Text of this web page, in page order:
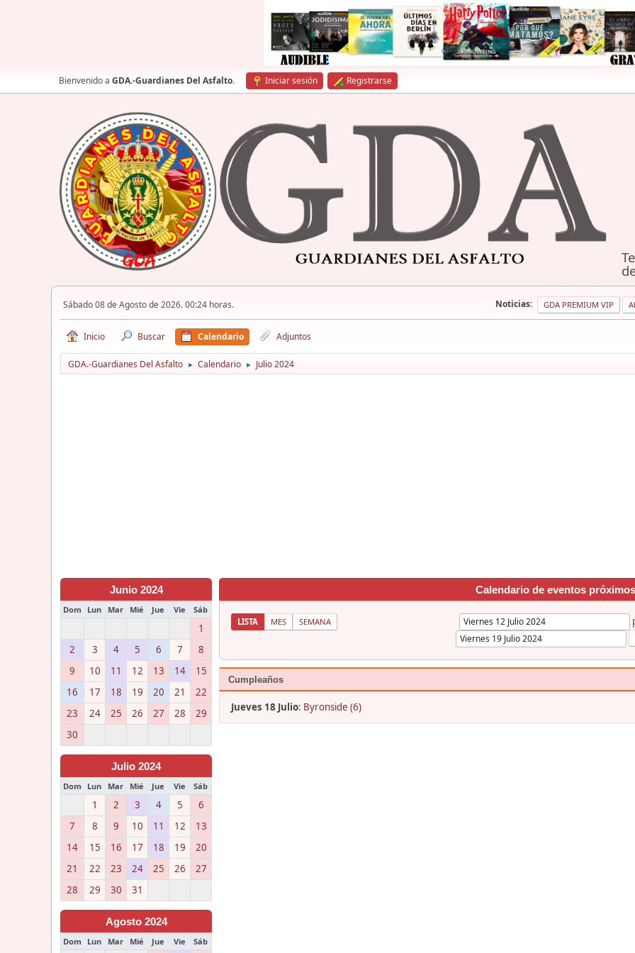
Bienvenido a GDA.-Guardianes Del Asfalto. Iniciar sesión Registrarse
Sábado 08 de Agosto de 2026. 00:24 horas. Noticias: GDA PREMIUM VIP
Inicio Buscar Calendario Adjuntos
GDA.-Guardianes Del Asfalto ► Calendario ► Julio 2024
Junio 2024
Dom Lun Mar Mié Jue Vie Sáb
1
2
3 4 5 6 7
8
9
10 11 12 13 14
15
16
17 18 19 20 21
22
23
24 25 26 27 28
29
30
Julio 2024
Dom Lun Mar Mié Jue Vie Sáb
1 2 3 4 5
6
7
8 9 10 11 12
13
14
15 16 17 18 19
20
21
22 23 24 25 26
27
28
29 30 31
Agosto 2024
Dom Lun Mar Mié Jue Vie Sáb
Calendario de eventos próximos
LISTA MES SEMANA
Cumpleaños
Jueves 18 Julio: Byronside (6)